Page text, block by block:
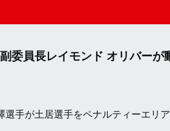
委員長レイモンド オリバーが
手が土居選手をペナルティーエリ